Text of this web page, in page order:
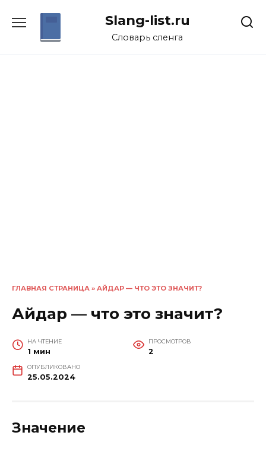
Slang-list.ru
Словарь сленга
ГЛАВНАЯ СТРАНИЦА » АЙДАР — ЧТО ЭТО ЗНАЧИТ?
Айдар — что это значит?
НА ЧТЕНИЕ
1 мин
ПРОСМОТРОВ
2
ОПУБЛИКОВАНО
25.05.2024
Значение